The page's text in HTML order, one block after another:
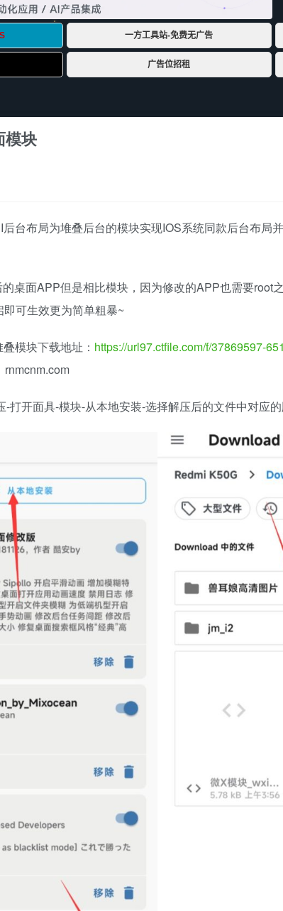
模块
台布局为堆叠后台的模块实现IOS系统同款后台布局
桌面APP但是相比模块，因为修改的APP也需要root
可生效更为简单粗暴~
模块下载地址： https://url97.ctfile.com/f/37869597-
rnmcnm.com
-打开面具-模块-从本地安装-选择解压后的文件中对应